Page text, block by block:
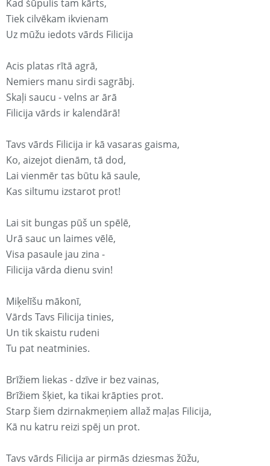
Kad šūpulis tam kārts,
Tiek cilvēkam ikvienam
Uz mūžu iedots vārds Filicija
Acis platas rītā agrā,
Nemiers manu sirdi sagrābj.
Skaļi saucu - velns ar ārā
Filicija vārds ir kalendārā!
Tavs vārds Filicija ir kā vasaras gaisma,
Ko, aizejot dienām, tā dod,
Lai vienmēr tas būtu kā saule,
Kas siltumu izstarot prot!
Lai sit bungas pūš un spēlē,
Urā sauc un laimes vēlē,
Visa pasaule jau zina -
Filicija vārda dienu svin!
Miķelīšu mākonī,
Vārds Tavs Filicija tinies,
Un tik skaistu rudeni
Tu pat neatminies.
Brīžiem liekas - dzīve ir bez vainas,
Brīžiem šķiet, ka tikai krāpties prot.
Starp šiem dzirnakmeņiem allaž maļas Filicija,
Kā nu katru reizi spēj un prot.
Tavs vārds Filicija ar pirmās dziesmas žūžu,